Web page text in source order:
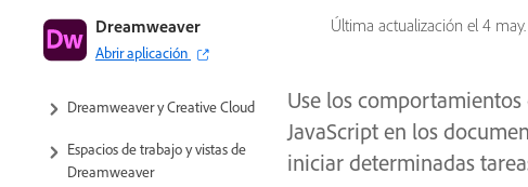
Última actualización el 4 may.
Dreamweaver
Abrir aplicación
Guía del usuario de Dreamweaver
Introducción
Dreamweaver y Creative Cloud
Espacios de trabajo y vistas de
Dreamweaver
Use los
JavaScript en los
iniciar determinadas